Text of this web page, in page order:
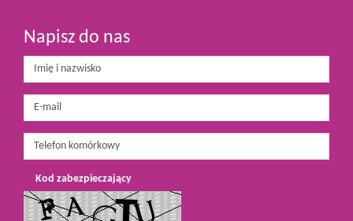
Napisz do nas
Kod zabezpieczający